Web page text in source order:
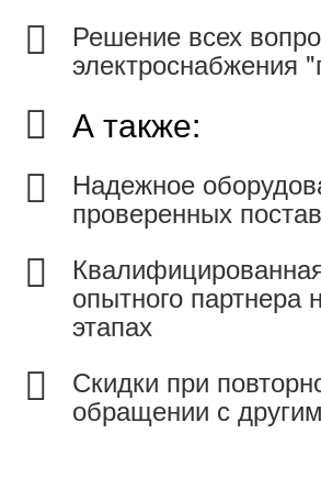
Решение всех
электроснабжения
А также:
Надежное
проверенных
опытного партнера
этапах
Скидки при
обращении с